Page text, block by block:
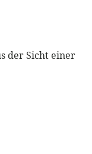
der Sicht einer